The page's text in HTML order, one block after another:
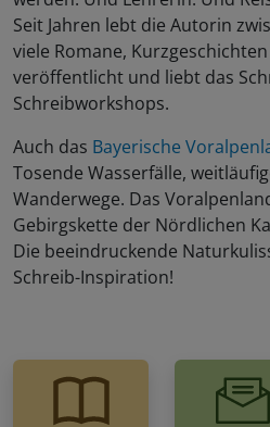
Seit Jahren lebt die Autorin
viele Romane,
veröffentlicht und liebt das
Schreibworkshops.
Auch das Bayerische
Tosende Wasserfälle,
Wanderwege. Das
Gebirgskette der Nördlichen
Die beeindruckende
Schreib-Inspiration!